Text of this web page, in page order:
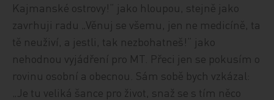
Kajmanské ostrovy!“ jako hloupou, stejně jako
zavrhuji radu „Věnuj se všemu, jen ne medicíně, ta
tě neuživí, a jestli, tak nezbohatneš!“ jako
nehodnou vyjádření pro MT. Přeci jen se pokusím o
rovinu osobní a obecnou. Sám sobě bych vzkázal:
„Je tu veliká šance pro život, snaž se s tím něco